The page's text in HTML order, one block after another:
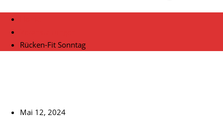
Rücken-Fit Sonntag
Mai 12, 2024